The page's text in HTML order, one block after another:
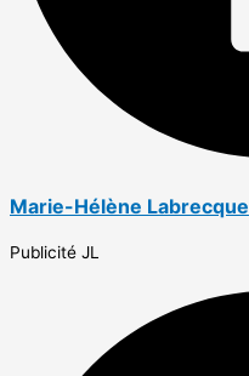
Marie-Hélène Labrecque
Publicité JL